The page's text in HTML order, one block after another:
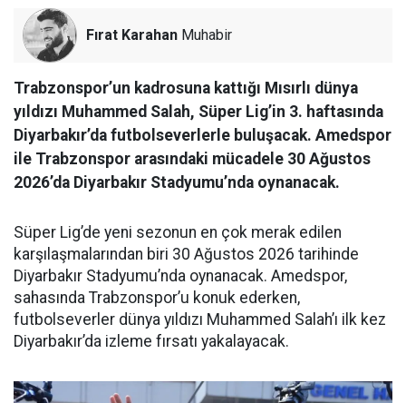
Fırat Karahan Muhabir
Trabzonspor’un kadrosuna kattığı Mısırlı dünya
yıldızı Muhammed Salah, Süper Lig’in 3. haftasında
Diyarbakır’da futbolseverlerle buluşacak. Amedspor
ile Trabzonspor arasındaki mücadele 30 Ağustos
2026’da Diyarbakır Stadyumu’nda oynanacak.
Süper Lig’de yeni sezonun en çok merak edilen
karşılaşmalarından biri 30 Ağustos 2026 tarihinde
Diyarbakır Stadyumu’nda oynanacak. Amedspor,
sahasında Trabzonspor’u konuk ederken,
futbolseverler dünya yıldızı Muhammed Salah’ı ilk kez
Diyarbakır’da izleme fırsatı yakalayacak.